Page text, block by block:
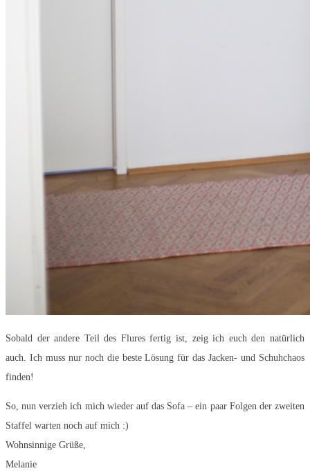
Sobald der andere Teil des Flures fertig ist, zeig ich euch den natürlich
auch. Ich muss nur noch die beste Lösung für das Jacken- und Schuhchaos
finden!
So, nun verzieh ich mich wieder auf das Sofa – ein paar Folgen der zweiten
Staffel warten noch auf mich :)
Wohnsinnige Grüße,
Melanie